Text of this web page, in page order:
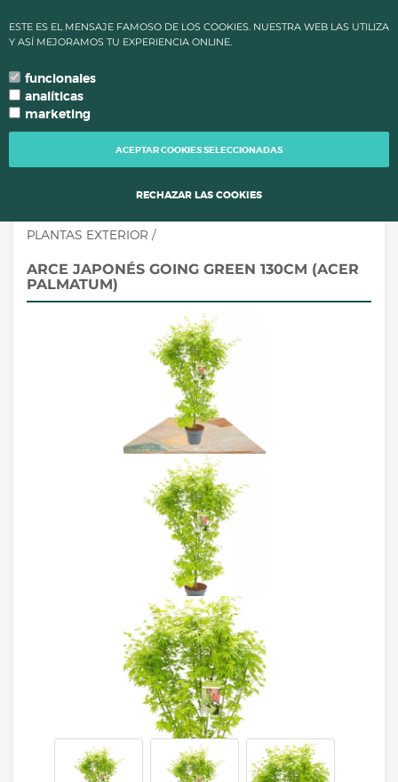
ENVÍO DE PEDIDOS CAMBIAN PARA MANTENER LA CALIDAD DE
TUS PLANTAS.
language TU IDIOMA
PLANTAS EXTERIOR /
ARCE JAPONÉS GOING GREEN 130CM (ACER
PALMATUM)
ESTE ES EL MENSAJE FAMOSO DE LOS COOKIES. NUESTRA WEB LAS UTILIZA
Y ASÍ MEJORAMOS TU EXPERIENCIA ONLINE.
funcionales
analíticas
marketing
ACEPTAR COOKIES SELECCIONADAS
RECHAZAR LAS COOKIES